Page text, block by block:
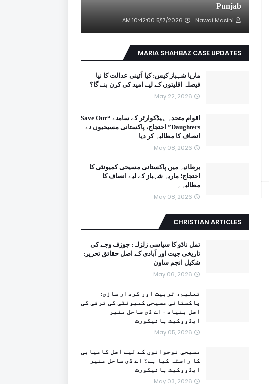
Punjab
Nawai Masihi
5/17/2026 10:42:00 AM
MARIA SHAHBAZ CASE UPDATES
ماریا شہباز کیس: کیا آئینی عدالت کا نیا
فیصلہ اقلیتوں کے لیے امید کی کرن بنے گا؟
May 22, 2026
اقوام متحدہ ہیڈکوارٹر کے سامنے “Save Our
Daughters” احتجاج، پاکستانی مسیحیوں نے
انصاف کا مطالبہ کر دیا
May 08, 2026
برطانیہ میں پاکستانی مسیحی کمیونٹی کا
احتجاج؛ ماریہ شہباز کے لیے انصاف کا
مطالبہ۔
May 08, 2026
CHRISTIAN ARTICLES
تمل ناڈو کا سیاسی زلزلہ: جوزف وجے کی
تاریخی جیت اور آبادی کے اصل حقائق تحریر:
شکیل انجم ساون
May 06, 2026
تعلیم، تربیت اور کردار سازی:
پاکستانی مسیحی کمیونٹی کی ترقی کی
اصل بنیاد - اے ڈی ساحل منیر
ایڈووکیٹ ہائیکورٹ
May 05, 2026
مسیحی نوجوانوں کے لیے اصل کامیابی
کا راستہ کیا ہے؟ اے ڈی ساحل منیر
ایڈووکیٹ ہائیکورٹ
May 03, 2026